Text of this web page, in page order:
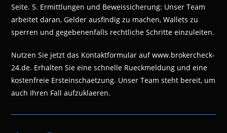
Seite. 5. Ermittlungen und Beweissicherung: Unser Team
arbeitet daran, Gelder ausfindig zu machen, Wallets zu
sperren und gegebenenfalls rechtliche Schritte einzuleiten.
Nutzen Sie jetzt das Kontaktformular auf www.brokercheck-
24.de. Erhalten Sie eine schnelle Rueckmeldung und eine
kostenfreie Ersteinschaetzung. Unser Team steht bereit, um
auch Ihren Fall aufzuklaeren.